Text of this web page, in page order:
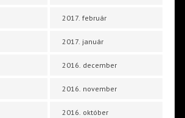
2017. február
2017. január
2016. december
2016. november
2016. október